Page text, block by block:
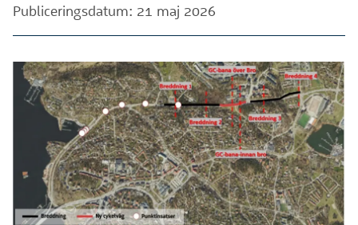
Publiceringsdatum: 21 maj 2026